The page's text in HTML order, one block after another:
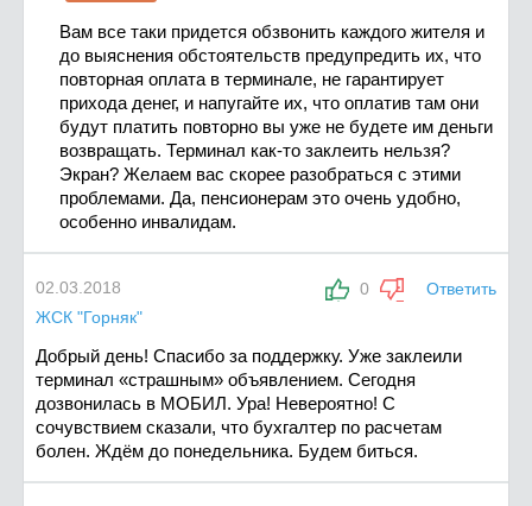
Вам все таки придется обзвонить каждого жителя и
до выяснения обстоятельств предупредить их, что
повторная оплата в терминале, не гарантирует
прихода денег, и напугайте их, что оплатив там они
будут платить повторно вы уже не будете им деньги
возвращать. Терминал как-то заклеить нельзя?
Экран? Желаем вас скорее разобраться с этими
проблемами. Да, пенсионерам это очень удобно,
особенно инвалидам.
0 Ответить
02.03.2018
ЖСК "Горняк"
Добрый день! Спасибо за поддержку. Уже заклеили
терминал «страшным» объявлением. Сегодня
дозвонилась в МОБИЛ. Ура! Невероятно! С
сочувствием сказали, что бухгалтер по расчетам
болен. Ждём до понедельника. Будем биться.